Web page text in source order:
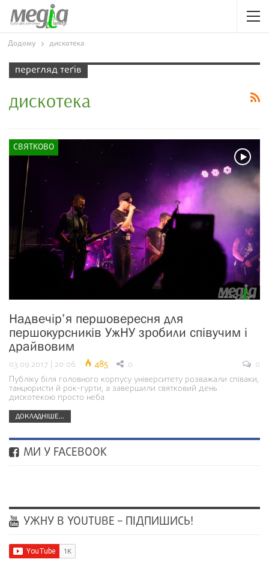
Додому дискотека
перегляд теґів
дискотека
СВЯТКОВО
Надвечір’я першовересня для
першокурсників УжНУ зробили співучим і
драйвовим
03.09.2017 | 20:06 485 0
0
Публіку біля головного корпусу університету розважали співаки,
танцюристи й рок-гурти, а завершили святковий день
дискотекою просто неба
ДОКЛАДНІШЕ...
МИ У FACEBOOK
УЖНУ В YOUTUBE – ПІДПИШИСЬ!